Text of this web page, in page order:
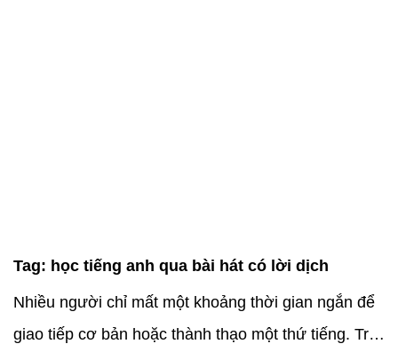
Tag: học tiếng anh qua bài hát có lời dịch
Nhiều người chỉ mất một khoảng thời gian ngắn để
giao tiếp cơ bản hoặc thành thạo một thứ tiếng. Trái